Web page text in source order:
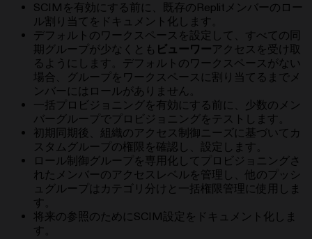
SCIMを有効にする前に、既存のReplitメンバーのロー
ル割り当てをドキュメント化します。
デフォルトのワークスペースを設定して、すべての同
期グループが少なくとも ビューワーアクセスを受け取
るようにします。デフォルトのワークスペースがない
場合、グループをワークスペースに割り当てるまでメ
ンバーにはロールがありません。
一括プロビジョニングを有効にする前に、少数のメン
バーグループでプロビジョニングをテストします。
初期同期後、組織のアクセス制御ニーズに基づいてカ
スタムグループの権限を確認し、設定します。
ロール制御グループを専用化してプロビジョニングさ
れたメンバーのアクセスレベルを管理し、他のプッシ
ュグループはカテゴリ分けと一括権限管理に使用しま
す。
将来の参照のためにSCIM設定をドキュメント化しま
す。